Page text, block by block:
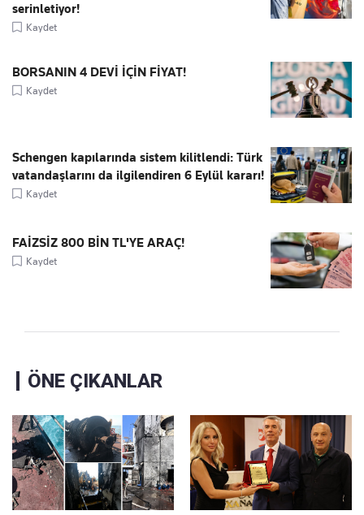
serinletiyor!
Kaydet
BORSANIN 4 DEVİ İÇİN FİYAT!
Kaydet
Schengen kapılarında sistem kilitlendi: Türk
vatandaşlarını da ilgilendiren 6 Eylül kararı!
Kaydet
FAİZSİZ 800 BİN TL'YE ARAÇ!
Kaydet
ÖNE ÇIKANLAR